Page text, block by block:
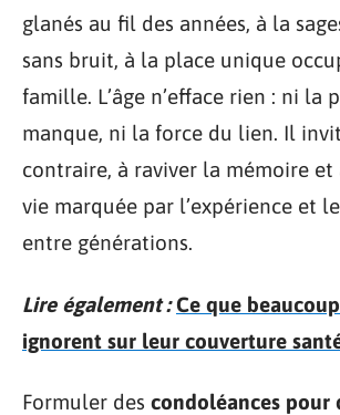
glanés au fil des années, à la
sans bruit, à la place unique
famille. L’âge n’efface rien : ni la
manque, ni la force du lien. Il
contraire, à raviver la mémoire et
vie marquée par l’expérience et
entre générations.
Lire également : Ce que
ignorent sur leur couverture
Formuler des condoléances pour